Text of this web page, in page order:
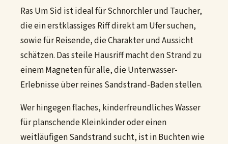
Ras Um Sid ist ideal für Schnorchler und Taucher,
die ein erstklassiges Riff direkt am Ufer suchen,
sowie für Reisende, die Charakter und Aussicht
schätzen. Das steile Hausriff macht den Strand zu
einem Magneten für alle, die Unterwasser-
Erlebnisse über reines Sandstrand-Baden stellen.
Wer hingegen flaches, kinderfreundliches Wasser
für planschende Kleinkinder oder einen
weitläufigen Sandstrand sucht, ist in Buchten wie